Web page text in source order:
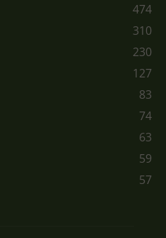
474
310
230
127
83
74
63
59
57